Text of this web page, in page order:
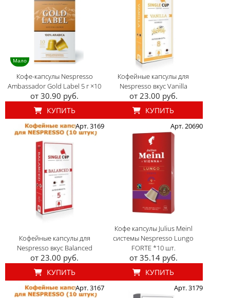
Мало
Кофе-капсулы Nespresso
Ambassador Gold Label 5 г ×10
от 30.90 руб.
КУПИТЬ
Кофейные капсулы для
Nespresso вкус Vanilla
от 23.00 руб.
КУПИТЬ
Арт. 3169
Кофейные капсулы для
Nespresso вкус Balanced
от 23.00 руб.
КУПИТЬ
Арт. 20690
Кофе капсулы Julius Meinl
системы Nespresso Lungo
FORTE *10 шт.
от 35.14 руб.
КУПИТЬ
Арт. 3167 Арт. 3179